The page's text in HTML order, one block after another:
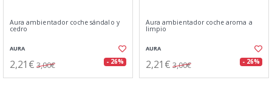
Aura ambientador coche sándalo y
cedro
AURA
2,21€ 3,00€ - 26%
Aura ambientador coche aroma a
limpio
AURA
2,21€ 3,00€ - 26%